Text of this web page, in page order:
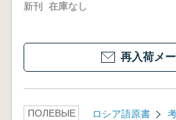
新刊 在庫なし
再入荷メ
ПОЛЕВЫЕ
ロシア語原書